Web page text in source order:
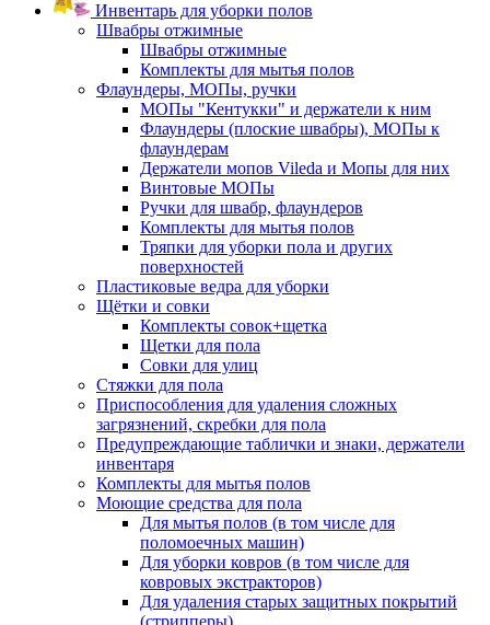
Инвентарь для уборки полов
Швабры отжимные
Швабры отжимные
Комплекты для мытья полов
Флаундеры, МОПы, ручки
МОПы "Кентукки" и держатели к ним
Флаундеры (плоские швабры), МОПы к
флаундерам
Держатели мопов Vileda и Мопы для них
Винтовые МОПы
Ручки для швабр, флаундеров
Комплекты для мытья полов
Тряпки для уборки пола и других
поверхностей
Пластиковые ведра для уборки
Щётки и совки
Комплекты совок+щетка
Щетки для пола
Совки для улиц
Стяжки для пола
Приспособления для удаления сложных
загрязнений, скребки для пола
Предупреждающие таблички и знаки, держатели
инвентаря
Комплекты для мытья полов
Моющие средства для пола
Для мытья полов (в том числе для
поломоечных машин)
Для уборки ковров (в том числе для
ковровых экстракторов)
Для удаления старых защитных покрытий